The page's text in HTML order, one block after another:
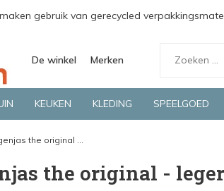
Bekijk de producten live in onze winkel in
De winkel Merken
KEUKEN KLEDING SPEELGOED
the original ...
the original -